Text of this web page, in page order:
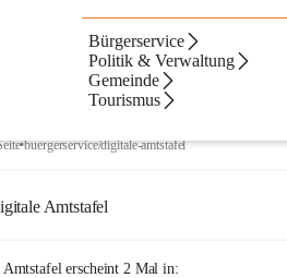
Bürgerservice
Politik & Verwaltung
Gemeinde
Tourismus
Artikel Dateien
•buergerservice/digitale-amtstafel
Amtstafel
erscheint 2Mal in: